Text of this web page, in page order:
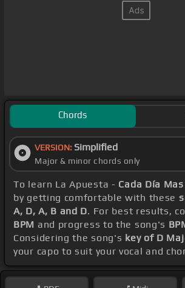
Chords
VERSION: Simplified
Major & minor chords only
To learn La Apuesta - Cada Día
by getting comfortable with these
A, D, A, B and D. For best results,
BPM and progress to the song's
Considering the song's key of D
your capo to suit your vocal and